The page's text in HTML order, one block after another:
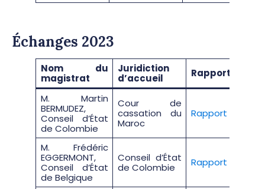
Échanges 2023
Nom du
magistrat
Juridiction
d’accueil
Rapport
M. Martin
BERMUDEZ,
Conseil d’État
de Colombie
Cour de
cassation du
Maroc
Rapport
M. Frédéric
EGGERMONT,
Conseil d’État
de Belgique
Conseil d’État
de Colombie
Rapport